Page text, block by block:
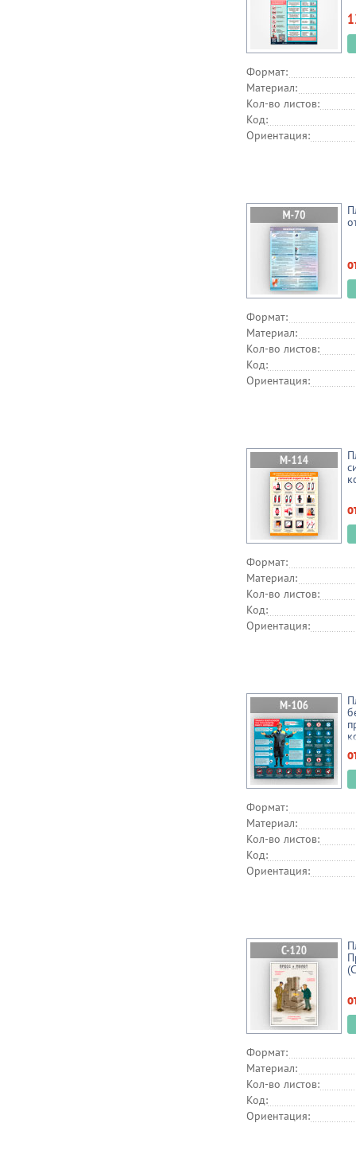
Формат:
Материал:
Кол-во листов:
Код:
Ориентация:
Формат:
Материал:
Кол-во листов:
Код:
Ориентация:
Формат:
Материал:
Кол-во листов:
Код:
Ориентация:
Формат:
Материал:
Кол-во листов:
Код:
Ориентация:
Формат:
Материал:
Кол-во листов:
Код:
Ориентация: